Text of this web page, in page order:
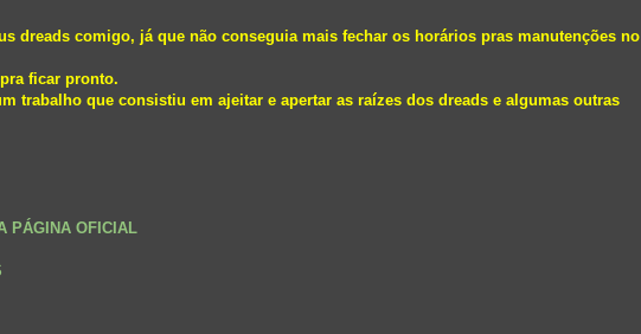
dreads comigo, já que não conseguia mais fechar os horários pras manutenções no
ficar pronto.
trabalho que consistiu em ajeitar e apertar as raízes dos dreads e algumas outras
PÁGINA OFICIAL